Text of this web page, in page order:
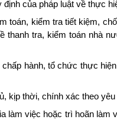
của pháp luật về thực
toán, kiểm tra tiết kiệm,
thanh tra, kiểm toán nhà
hành, tổ chức thực
kịp thời, chính xác theo
làm việc hoặc trì hoãn